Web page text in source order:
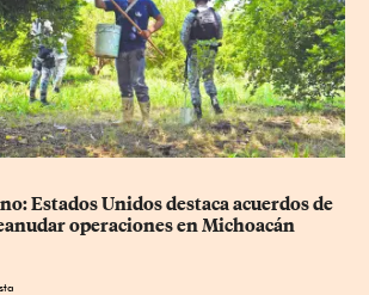
Estados Unidos destaca acuerdos de
operaciones en Michoacán